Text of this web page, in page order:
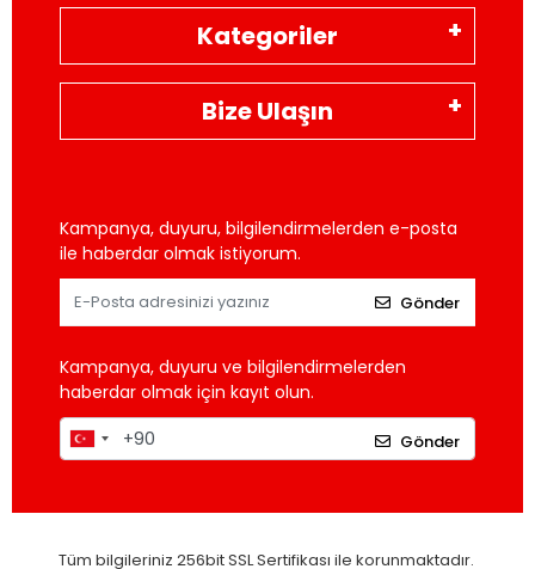
Kategoriler
Bize Ulaşın
Kampanya, duyuru, bilgilendirmelerden e-posta
ile haberdar olmak istiyorum.
Gönder
Kampanya, duyuru ve bilgilendirmelerden
haberdar olmak için kayıt olun.
Gönder
Tüm bilgileriniz 256bit SSL Sertifikası ile korunmaktadır.